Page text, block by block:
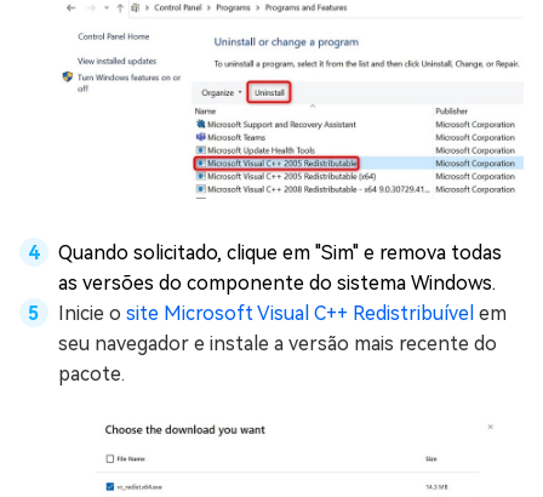
Quando solicitado, clique em "Sim" e remova todas
as versões do componente do sistema Windows.
Inicie o site Microsoft Visual C++ Redistribuível em
seu navegador e instale a versão mais recente do
pacote.